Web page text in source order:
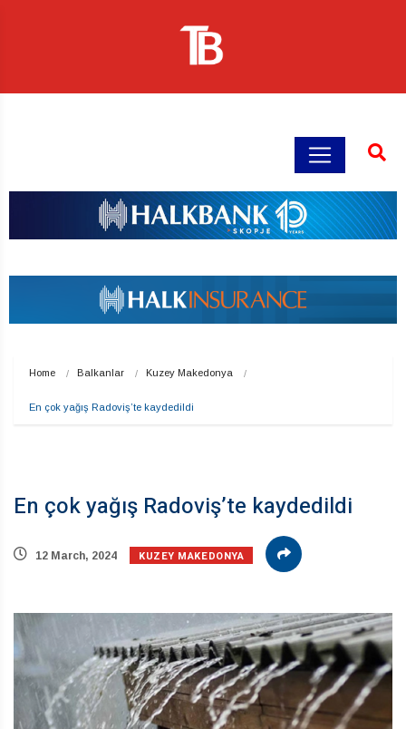
Home Balkanlar Kuzey Makedonya
En çok yağış Radoviş’te kaydedildi
En çok yağış Radoviş’te kaydedildi
12 March, 2024 KUZEY MAKEDONYA